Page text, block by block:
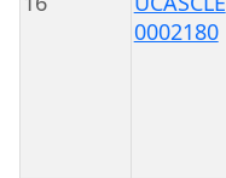
0002180